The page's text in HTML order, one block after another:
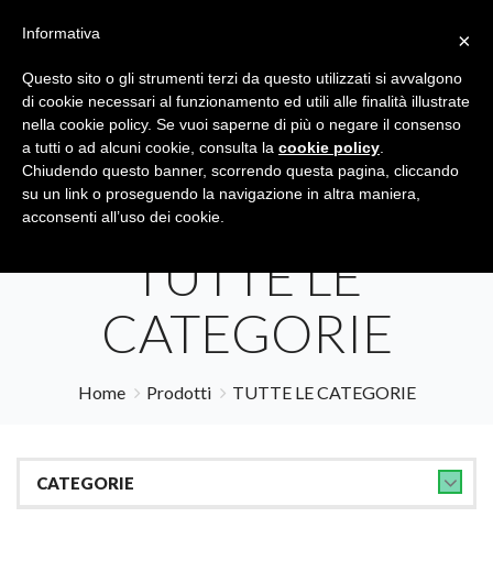
Tutte le categorie Cerca
TUTTE LE
CATEGORIE
Home Prodotti TUTTE LE CATEGORIE
CATEGORIE
×
Informativa
Questo sito o gli strumenti terzi da questo utilizzati si avvalgono
di cookie necessari al funzionamento ed utili alle finalità illustrate
nella cookie policy. Se vuoi saperne di più o negare il consenso
a tutti o ad alcuni cookie, consulta la cookie policy
Chiudendo questo banner, scorrendo questa pagina, cliccando
su un link o proseguendo la navigazione in altra maniera,
acconsenti all’uso dei cookie.